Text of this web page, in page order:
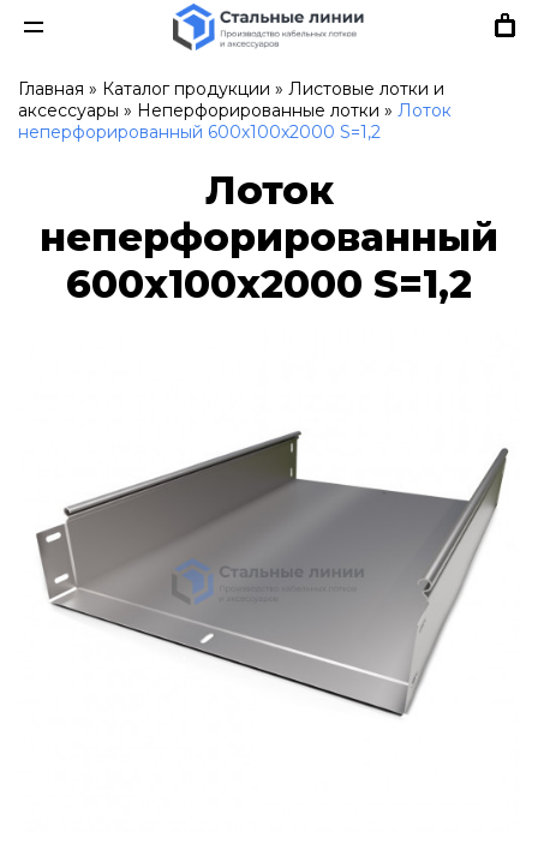
Главная » Каталог продукции » Листовые лотки и
аксессуары » Неперфорированные лотки » Лоток
неперфорированный 600х100х2000 S=1,2
Лоток
неперфорированный
600х100х2000 S=1,2